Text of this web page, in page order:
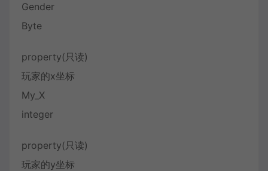
Gender
Byte
property(只读)
玩家的x坐标
My_X
integer
property(只读)
玩家的y坐标